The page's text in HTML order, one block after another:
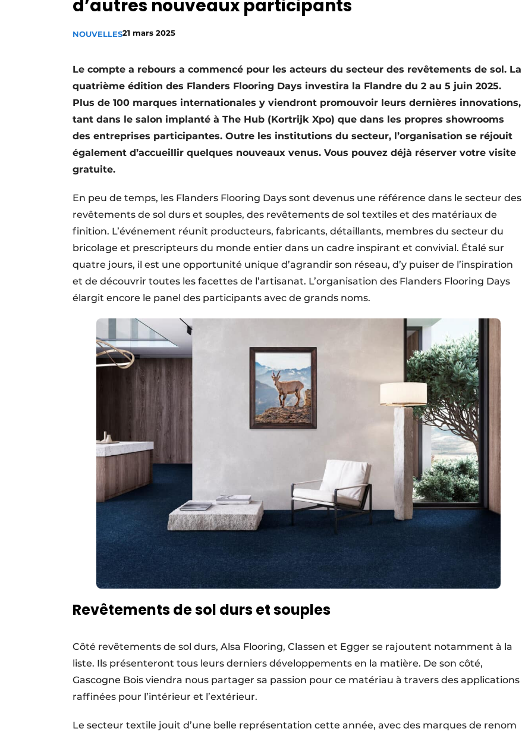
Podcasts
Privacy / Cookie statement
S’inscrire
Termes et conditions
Video’s
d’autres nouveaux participants
NOUVELLES21 mars 2025
Le compte a rebours a commencé pour les acteurs du secteur des revêtements de sol. La
quatrième édition des Flanders Flooring Days investira la Flandre du 2 au 5 juin 2025.
Plus de 100 marques internationales y viendront promouvoir leurs dernières innovations,
tant dans le salon implanté à The Hub (Kortrijk Xpo) que dans les propres showrooms
des entreprises participantes. Outre les institutions du secteur, l’organisation se réjouit
également d’accueillir quelques nouveaux venus. Vous pouvez déjà réserver votre visite
gratuite.
En peu de temps, les Flanders Flooring Days sont devenus une référence dans le secteur des
revêtements de sol durs et souples, des revêtements de sol textiles et des matériaux de
finition. L’événement réunit producteurs, fabricants, détaillants, membres du secteur du
bricolage et prescripteurs du monde entier dans un cadre inspirant et convivial. Étalé sur
quatre jours, il est une opportunité unique d’agrandir son réseau, d’y puiser de l’inspiration
et de découvrir toutes les facettes de l’artisanat. L’organisation des Flanders Flooring Days
élargit encore le panel des participants avec de grands noms.
Revêtements de sol durs et souples
Côté revêtements de sol durs, Alsa Flooring, Classen et Egger se rajoutent notamment à la
liste. Ils présenteront tous leurs derniers développements en la matière. De son côté,
Gascogne Bois viendra nous partager sa passion pour ce matériau à travers des applications
raffinées pour l’intérieur et l’extérieur.
Le secteur textile jouit d’une belle représentation cette année, avec des marques de renom